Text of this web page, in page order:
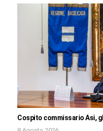
Cospito commissario Asi,